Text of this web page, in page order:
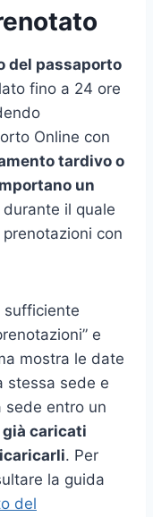
del passaporto
fino a 24 ore
Online con
tardivo o
un
durante il quale
con
sufficiente
e
mostra le date
stessa sede e
sede entro un
caricati
. Per
la guida
del